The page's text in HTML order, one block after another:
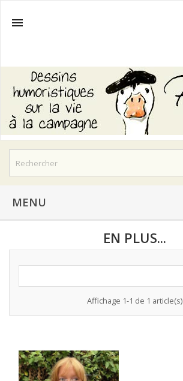

MENU
EN PLUS...
Affichage 1-1 de 1 article(s)